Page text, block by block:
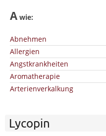
A wie:
Abnehmen
Allergien
Angstkrankheiten
Aromatherapie
Arterienverkalkung
Lycopin